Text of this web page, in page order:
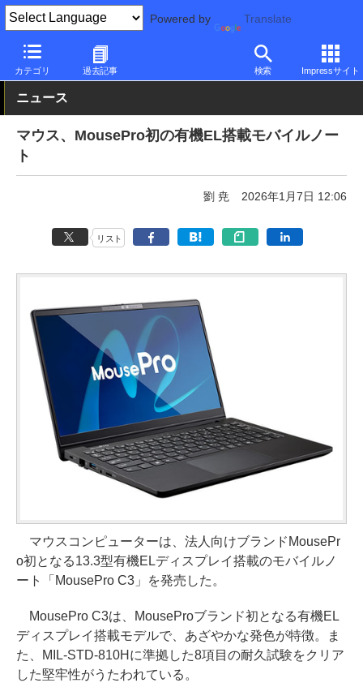
Powered by Translate
カテゴリ 過去記事 検索 Impressサイト
PC Watch パソコン/タブレット/スマートフォン モバイルノート
ニュース
マウス、MousePro初の有機EL搭載モバイルノー
ト
劉 尭 2026年1月7日 12:06
リスト
マウスコンピューターは、法人向けブランドMousePr
o初となる13.3型有機ELディスプレイ搭載のモバイルノ
ート「MousePro C3」を発売した。
MousePro C3は、MouseProブランド初となる有機EL
ディスプレイ搭載モデルで、あざやかな発色が特徴。ま
た、MIL-STD-810Hに準拠した8項目の耐久試験をクリア
した堅牢性がうたわれている。